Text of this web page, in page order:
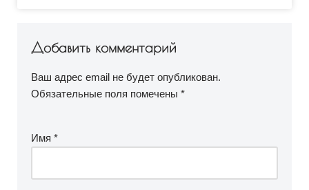
Добавить комментарий
Ваш адрес email не будет опубликован.
Обязательные поля помечены *
Имя *